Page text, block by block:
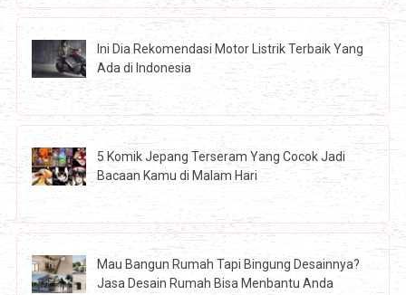
Ini Dia Rekomendasi Motor Listrik Terbaik Yang
Ada di Indonesia
5 Komik Jepang Terseram Yang Cocok Jadi
Bacaan Kamu di Malam Hari
Mau Bangun Rumah Tapi Bingung Desainnya?
Jasa Desain Rumah Bisa Menbantu Anda